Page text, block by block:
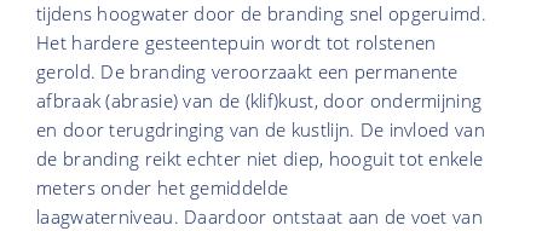
tijdens hoogwater door de branding snel opgeruimd.
Het hardere gesteentepuin wordt tot rolstenen
gerold. De branding veroorzaakt een permanente
afbraak (abrasie) van de (klif)kust, door ondermijning
en door terugdringing van de kustlijn. De invloed van
de branding reikt echter niet diep, hooguit tot enkele
meters onder het gemiddelde
laagwaterniveau. Daardoor ontstaat aan de voet van